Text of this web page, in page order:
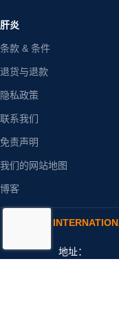
肝炎
条款 & 条件
退货与退款
隐私政策
联系我们
免责声明
我们的网站地图
博客
ODDWAY
地址：